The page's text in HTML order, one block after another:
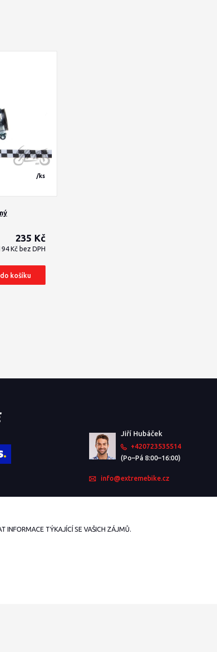
235 Kč
/ks
Kč bez DPH
košíku
Jiří Hubáček
+420723535514
(Po–Pá 8:00–16:00)
info@extremebike.cz
INFORMACE TÝKAJÍCÍ SE VAŠICH ZÁJMŮ.